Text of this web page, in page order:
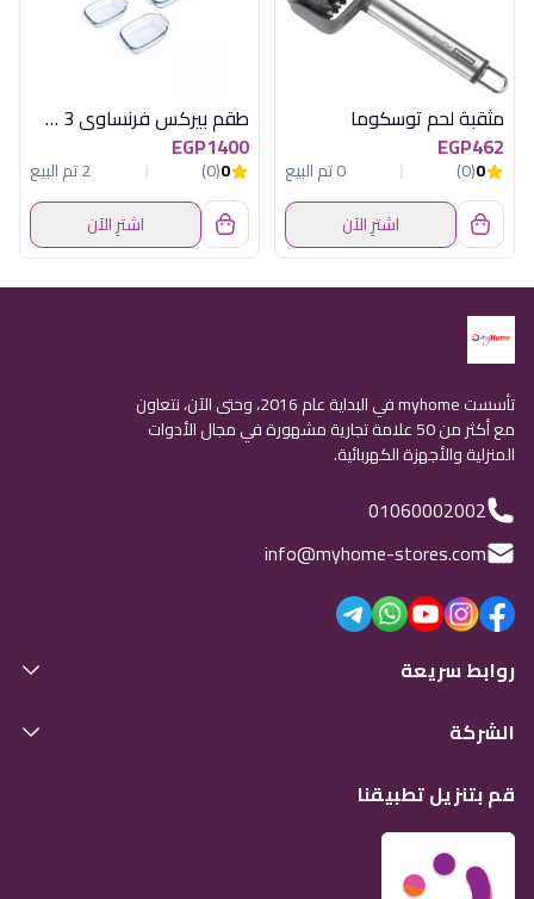
مثقبة لحم توسكوما
EGP462
0
(0)
0 تم البيع
اشترِ الآن
طقم بيركس فرنساوى 3 ق مستطيل
EGP1400
0
(0)
2 تم البيع
اشترِ الآن
تأسست myhome في البداية عام 2016، وحتى الآن، نتعاون
مع أكثر من 50 علامة تجارية مشهورة في مجال الأدوات
المنزلية والأجهزة الكهربائية.
01060002002
info@myhome-stores.com
روابط سريعة
الشركة
قم بتنزيل تطبيقنا